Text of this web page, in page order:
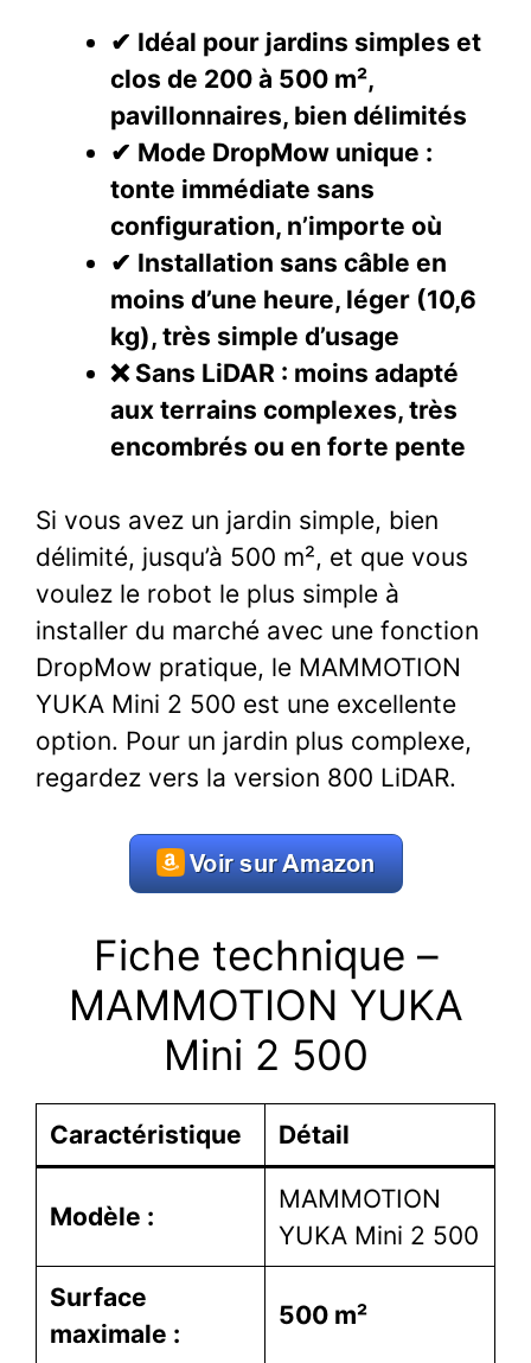
✔ Idéal pour jardins simples et
clos de 200 à 500 m²,
pavillonnaires, bien délimités
✔ Mode DropMow unique :
tonte immédiate sans
configuration, n’importe où
✔ Installation sans câble en
moins d’une heure, léger (10,6
kg), très simple d’usage
❌ Sans LiDAR : moins adapté
aux terrains complexes, très
encombrés ou en forte pente
Si vous avez un jardin simple, bien
délimité, jusqu’à 500 m², et que vous
voulez le robot le plus simple à
installer du marché avec une fonction
DropMow pratique, le MAMMOTION
YUKA Mini 2 500 est une excellente
option. Pour un jardin plus complexe,
regardez vers la version 800 LiDAR.
Fiche technique –
MAMMOTION YUKA
Mini 2 500
Caractéristique Détail
Modèle :
MAMMOTION
YUKA Mini 2 500
Surface
maximale :
500 m²